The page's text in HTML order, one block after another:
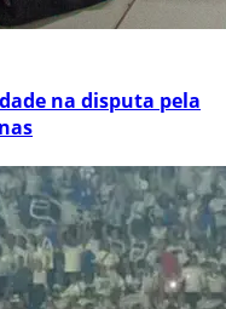
na disputa pela